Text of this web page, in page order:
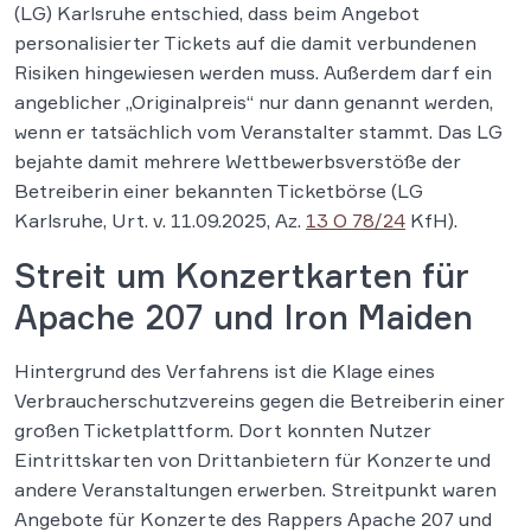
(LG) Karlsruhe entschied, dass beim Angebot
personalisierter Tickets auf die damit verbundenen
Risiken hingewiesen werden muss. Außerdem darf ein
angeblicher „Originalpreis“ nur dann genannt werden,
wenn er tatsächlich vom Veranstalter stammt. Das LG
bejahte damit mehrere Wettbewerbsverstöße der
Betreiberin einer bekannten Ticketbörse (LG
Karlsruhe, Urt. v. 11.09.2025, Az. 13 O 78/24 KfH).
Streit um Konzertkarten für
Apache 207 und Iron Maiden
Hintergrund des Verfahrens ist die Klage eines
Verbraucherschutzvereins gegen die Betreiberin einer
großen Ticketplattform. Dort konnten Nutzer
Eintrittskarten von Drittanbietern für Konzerte und
andere Veranstaltungen erwerben. Streitpunkt waren
Angebote für Konzerte des Rappers Apache 207 und